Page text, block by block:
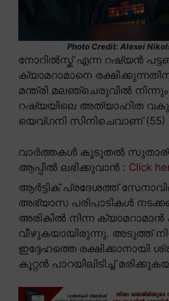
Photo Credit: Alexei
നോറിൽസ്ക് എന്ന റഷ്യൻ
ക്യാമറാമാനെ
മന്ത്രി മലഞ്ചെരുവിൽ നിന്നും
റഷ്യയിലെ അത്യാഹിത
യെവ്ഗനി സിനിചെവാണ് (55)
വാർത്തകൾ കൂടുതൽ
ആപ്പിൽ ലഭിക്കുവാൻ : Click
ആർട്ടിക് പ്രദേശത്ത്
അഭ്യാസ പരിപാടികൾ
അരികിൽ നിന്ന
വീഴുകയായിരുന്നു. അടുത്ത്
ഇദ്ദേഹത്തെ രക്ഷിക്കാനായി
കൂറ്റൻ പാറയിലിടിച്ച്